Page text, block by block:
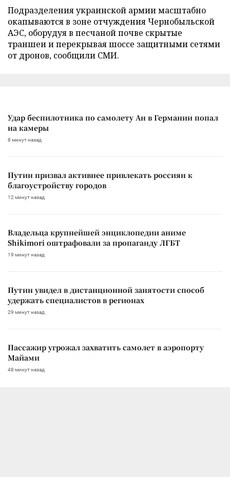
Подразделения украинской армии масштабно
окапываются в зоне отчуждения Чернобыльской
АЭС, оборудуя в песчаной почве скрытые
траншеи и перекрывая шоссе защитными сетями
от дронов, сообщили СМИ.
Удар беспилотника по самолету Ан в Германии попал
на камеры
8 минут назад
Путин призвал активнее привлекать россиян к
благоустройству городов
12 минут назад
Владельца крупнейшей энциклопедии аниме
Shikimori оштрафовали за пропаганду ЛГБТ
19 минут назад
Путин увидел в дистанционной занятости способ
удержать специалистов в регионах
29 минут назад
Пассажир угрожал захватить самолет в аэропорту
Майами
48 минут назад